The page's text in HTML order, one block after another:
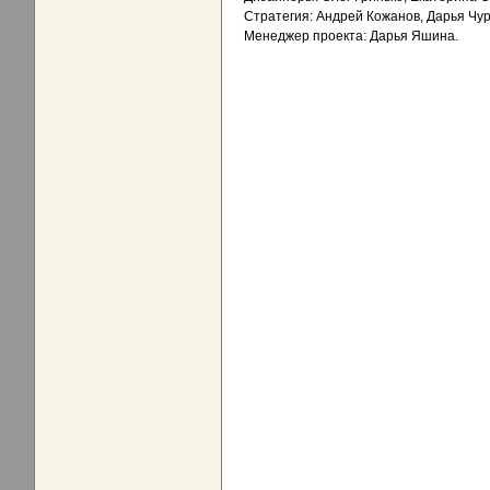
Стратегия: Андрей Кожанов, Дарья
Менеджер проекта: Дарья Яшина.